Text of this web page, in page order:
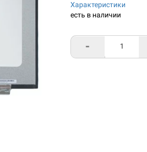
Характеристики
есть в наличии
-